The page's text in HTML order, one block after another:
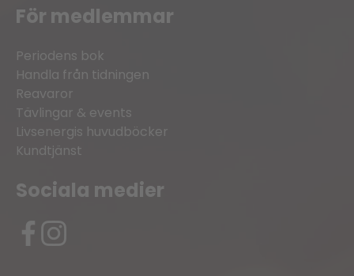
För medlemmar
Periodens bok
Handla från tidningen
Reavaror
Tävlingar & events
Livsenergis huvudböcker
Kundtjänst
Sociala medier